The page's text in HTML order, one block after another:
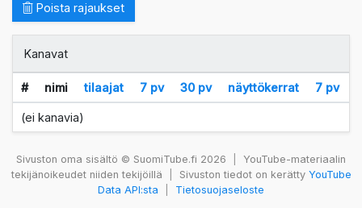
Poista rajaukset
Kanavat
# nimi tilaajat 7 pv 30 pv näyttökerrat 7 pv
(ei kanavia)
Sivuston oma sisältö © SuomiTube.fi 2026
YouTube-materiaalin
tekijänoikeudet niiden tekijöillä
Sivuston tiedot on kerätty YouTube
Data API:sta
Tietosuojaseloste